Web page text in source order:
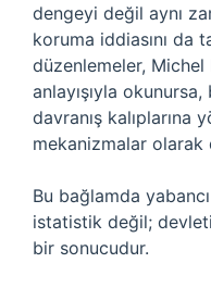
dengeyi değil aynı
koruma iddiasını da
düzenlemeler, Michel
anlayışıyla
davranış kalıplarına
mekanizmalar olarak
Bu bağlamda
istatistik değil;
bir sonucudur.